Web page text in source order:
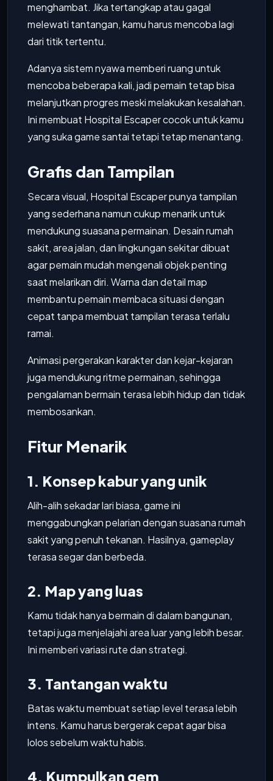
menghambat. Jika tertangkap atau gagal
melewati tantangan, kamu harus mencoba lagi
dari titik tertentu.
Adanya sistem nyawa memberi ruang untuk
mencoba beberapa kali, jadi pemain tetap bisa
melanjutkan progres meski melakukan kesalahan.
Ini membuat Hospital Escaper cocok untuk kamu
yang suka game santai tetapi tetap menantang.
Grafis dan Tampilan
Secara visual, Hospital Escaper punya tampilan
yang sederhana namun cukup menarik untuk
mendukung suasana permainan. Desain rumah
sakit, area jalan, dan lingkungan sekitar dibuat
agar pemain mudah mengenali objek penting
saat melarikan diri. Warna dan detail map
membantu pemain membaca situasi dengan
cepat tanpa membuat tampilan terasa terlalu
ramai.
Animasi pergerakan karakter dan kejar-kejaran
juga mendukung ritme permainan, sehingga
pengalaman bermain terasa lebih hidup dan tidak
membosankan.
Fitur Menarik
1. Konsep kabur yang unik
Alih-alih sekadar lari biasa, game ini
menggabungkan pelarian dengan suasana rumah
sakit yang penuh tekanan. Hasilnya, gameplay
terasa segar dan berbeda.
2. Map yang luas
Kamu tidak hanya bermain di dalam bangunan,
tetapi juga menjelajahi area luar yang lebih besar.
Ini memberi variasi rute dan strategi.
3. Tantangan waktu
Batas waktu membuat setiap level terasa lebih
intens. Kamu harus bergerak cepat agar bisa
lolos sebelum waktu habis.
4. Kumpulkan gem